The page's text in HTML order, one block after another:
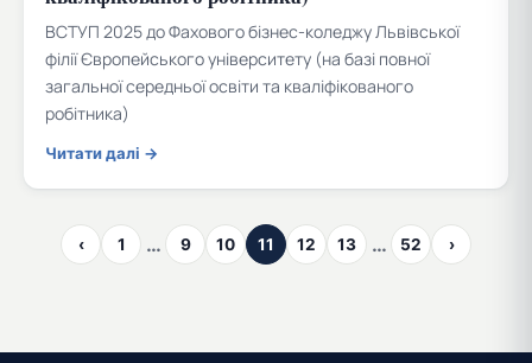
ВСТУП 2025 до Фахового бізнес-коледжу Львівської
філії Європейського університету (на базі повної
загальної середньої освіти та кваліфікованого
робітника)
Читати далі →
‹ 1 … 9 10 11 12 13 … 52 ›